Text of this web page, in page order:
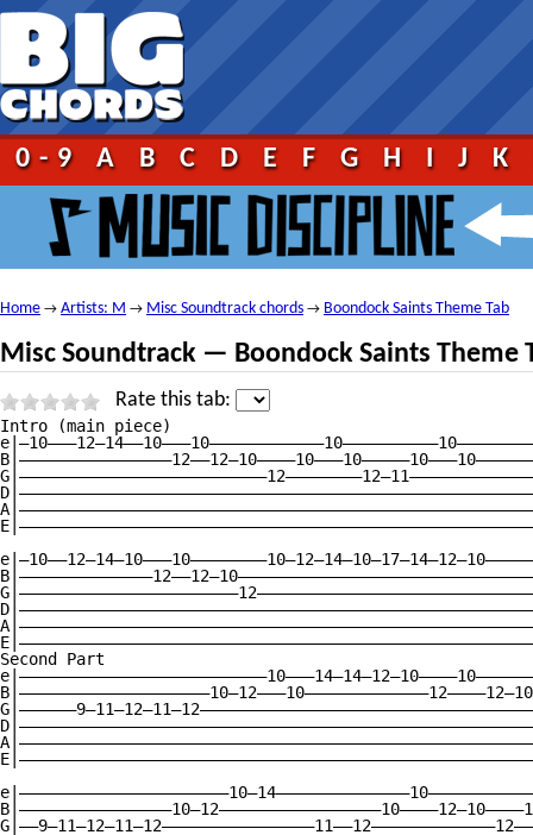
0-9 A B C D E F G H I J K
Home → Artists: M → Misc Soundtrack chords → Boondock Saints Theme Tab
Misc Soundtrack — Boondock Saints Theme
Rate this tab:
Intro (main piece)
Second Part